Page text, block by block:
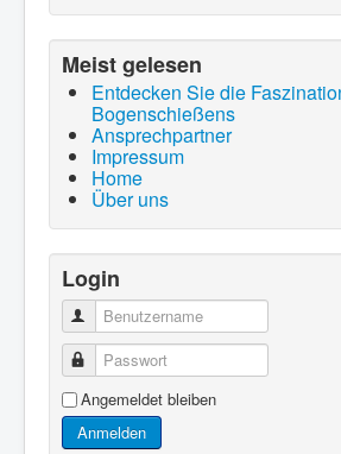
Meist gelesen
Entdecken Sie die
Bogenschießens
Ansprechpartner
Impressum
Home
Über uns
Login
Benutzername
Passwort
Angemeldet bleiben
Anmelden